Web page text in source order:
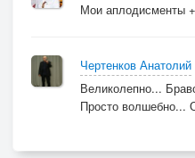
Мои аплодисменты +
Чертенков Анатолий
Великолепно...
Просто волшебно...